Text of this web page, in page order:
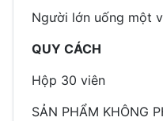
Người lớn uống một
QUY CÁCH
Hộp 30 viên
SẢN PHẨM KHÔNG